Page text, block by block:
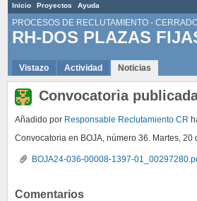
Inicio Proyectos Ayuda
PROCESOS DE RECLUTAMIENTO -
RH-DOS PLAZAS
Vistazo Actividad Noticias
Convocatoria
Añadido por Responsable Reclutamiento CR
Convocatoria en BOJA, número 36. Martes, 20
BOJA24-036-00008-1397-
Comentarios